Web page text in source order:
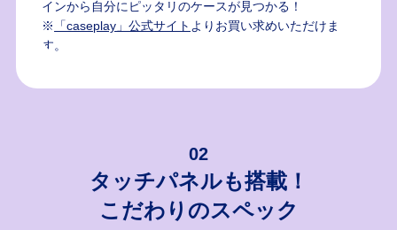
インから自分にピッタリのケースが見つかる！
※
「caseplay」公式サイト よりお買い求めいただけま
す。
02
タッチパネルも搭載！
こだわりのスペック